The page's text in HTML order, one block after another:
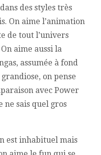
des styles très
On aime l’animation
de tout l’univers
aime aussi la
assumée à fond
on pense
avec Power
ne sais quel gros
est inhabituel mais